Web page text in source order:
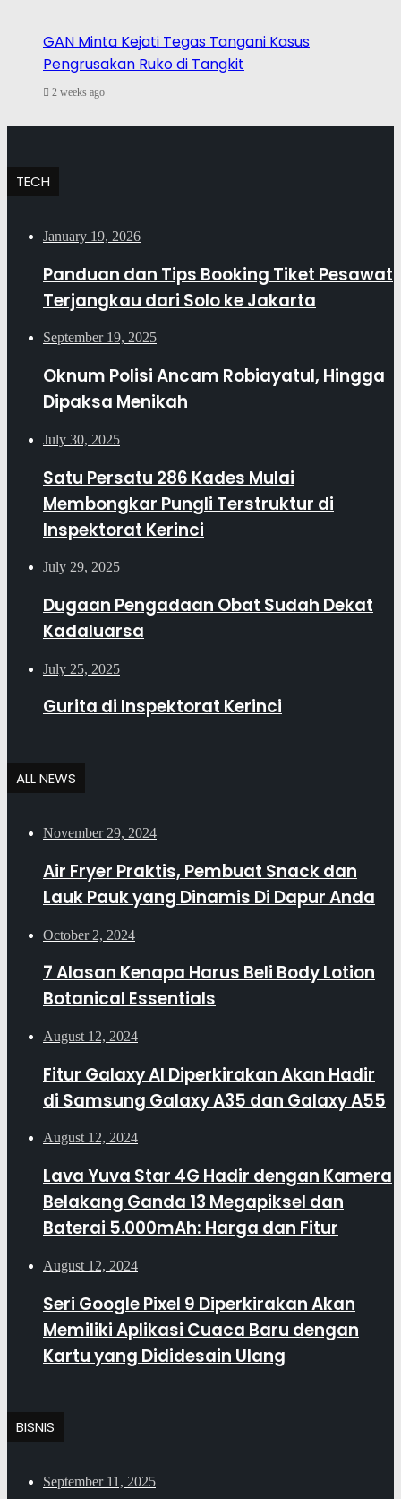
GAN Minta Kejati Tegas Tangani Kasus
Pengrusakan Ruko di Tangkit
2 weeks ago
TECH
January 19, 2026
Panduan dan Tips Booking Tiket Pesawat
Terjangkau dari Solo ke Jakarta
September 19, 2025
Oknum Polisi Ancam Robiayatul, Hingga
Dipaksa Menikah
July 30, 2025
Satu Persatu 286 Kades Mulai
Membongkar Pungli Terstruktur di
Inspektorat Kerinci
July 29, 2025
Dugaan Pengadaan Obat Sudah Dekat
Kadaluarsa
July 25, 2025
Gurita di Inspektorat Kerinci
ALL NEWS
November 29, 2024
Air Fryer Praktis, Pembuat Snack dan
Lauk Pauk yang Dinamis Di Dapur Anda
October 2, 2024
7 Alasan Kenapa Harus Beli Body Lotion
Botanical Essentials
August 12, 2024
Fitur Galaxy AI Diperkirakan Akan Hadir
di Samsung Galaxy A35 dan Galaxy A55
August 12, 2024
Lava Yuva Star 4G Hadir dengan Kamera
Belakang Ganda 13 Megapiksel dan
Baterai 5.000mAh: Harga dan Fitur
August 12, 2024
Seri Google Pixel 9 Diperkirakan Akan
Memiliki Aplikasi Cuaca Baru dengan
Kartu yang Dididesain Ulang
BISNIS
September 11, 2025